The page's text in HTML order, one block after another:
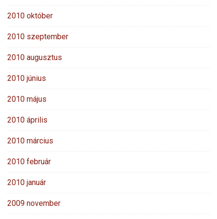
2010 október
2010 szeptember
2010 augusztus
2010 június
2010 május
2010 április
2010 március
2010 február
2010 január
2009 november